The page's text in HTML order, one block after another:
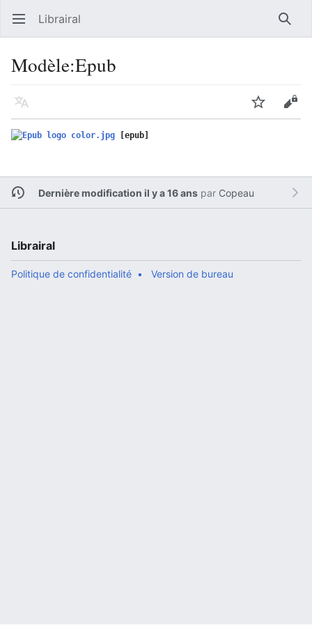
Ouvrir le menu principal Librairal
Modèle:Epub
Langue Suivre
[epub]
Dernière modification il y a 16 anspar Copeau
Librairal
Politique de confidentialité Version de bureau